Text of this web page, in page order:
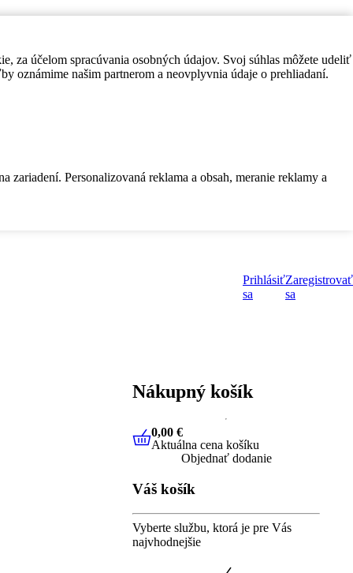
za účelom spracúvania osobných údajov. Svoj súhlas môžete udeliť
oznámime našim partnerom a neovplyvnia údaje o prehliadaní.
Personalizovaná reklama a obsah, meranie reklamy a
Prihlásiť
sa
Zaregistrovať
sa
Nákupný košík
0,00 €Aktuálna cena košíku
0,00 €
Aktuálna cena košíku
Objednať dodanie
Váš košík
Vyberte službu, ktorá je pre Vás
najvhodnejšie